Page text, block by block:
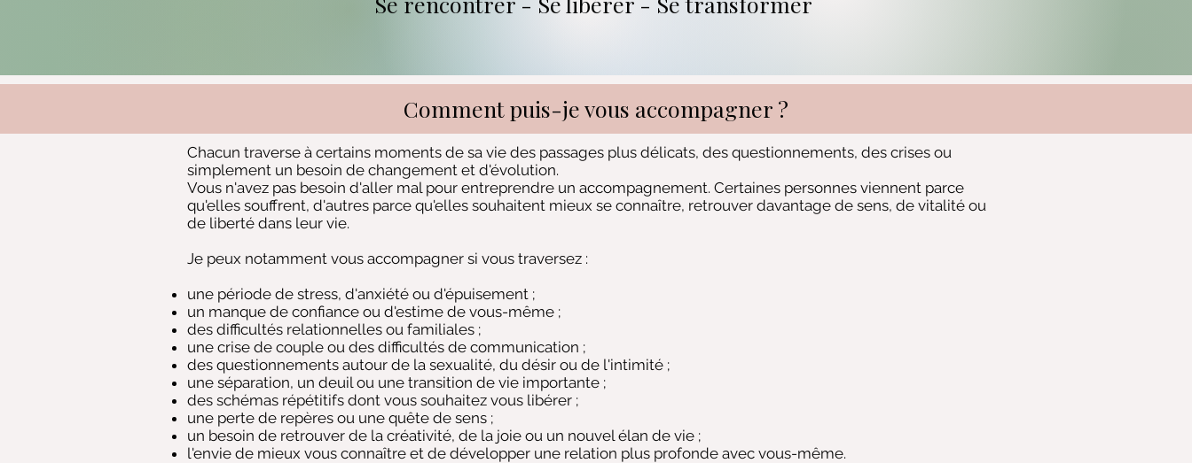
Comment puis-je vous accompagner ?
Chacun traverse à certains moments de sa vie des passages plus délicats, des questionnements, des crises ou
simplement un besoin de changement et d'évolution.
Vous n'avez pas besoin d'aller mal pour entreprendre un accompagnement. Certaines personnes viennent parce
qu'elles souffrent, d'autres parce qu'elles souhaitent mieux se connaître, retrouver davantage de sens, de vitalité ou
de liberté dans leur vie.
Je peux notamment vous accompagner si vous traversez :
une période de stress, d'anxiété ou d'épuisement ;
un manque de confiance ou d'estime de vous-même ;
des difficultés relationnelles ou familiales ;
une crise de couple ou des difficultés de communication ;
des questionnements autour de la sexualité, du désir ou de l'intimité ;
une séparation, un deuil ou une transition de vie importante ;
des schémas répétitifs dont vous souhaitez vous libérer ;
une perte de repères ou une quête de sens ;
un besoin de retrouver de la créativité, de la joie ou un nouvel élan de vie ;
l'envie de mieux vous connaître et de développer une relation plus profonde avec vous-même.